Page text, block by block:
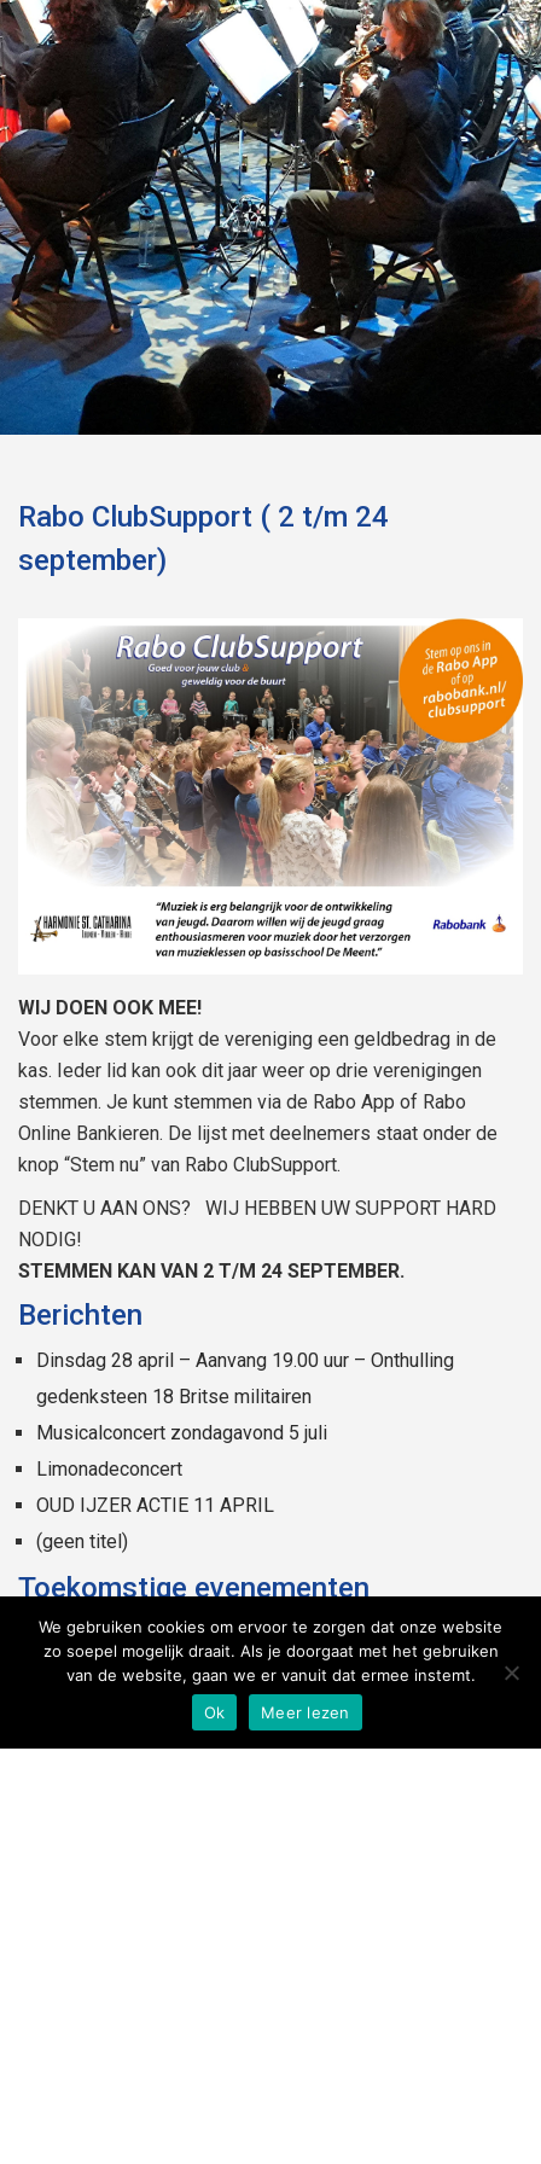
Rabo ClubSupport ( 2 t/m 24
september)
WIJ DOEN OOK MEE!
Voor elke stem krijgt de vereniging een geldbedrag in de
kas. Ieder lid kan ook dit jaar weer op drie verenigingen
stemmen. Je kunt stemmen via de Rabo App of Rabo
Online Bankieren. De lijst met deelnemers staat onder de
knop “Stem nu” van Rabo ClubSupport.
DENKT U AAN ONS? WIJ HEBBEN UW SUPPORT HARD
NODIG!
STEMMEN KAN VAN 2 T/M 24 SEPTEMBER.
Berichten
Dinsdag 28 april – Aanvang 19.00 uur – Onthulling
gedenksteen 18 Britse militairen
Musicalconcert zondagavond 5 juli
Limonadeconcert
OUD IJZER ACTIE 11 APRIL
(geen titel)
Toekomstige evenementen
Er zijn momenteel geen toekomstige events.
We gebruiken cookies om ervoor te zorgen dat onze website
zo soepel mogelijk draait. Als je doorgaat met het gebruiken
van de website, gaan we er vanuit dat ermee instemt.
Ok
Meer lezen